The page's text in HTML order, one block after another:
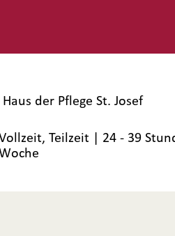
Haus der Pflege St. Josef
Teilzeit | 24 - 39